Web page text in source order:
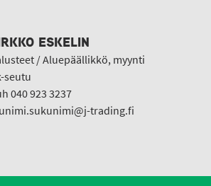
ESKELIN
/ Aluepäällikkö, myynti
seutu
040 923 3237
trading.fi